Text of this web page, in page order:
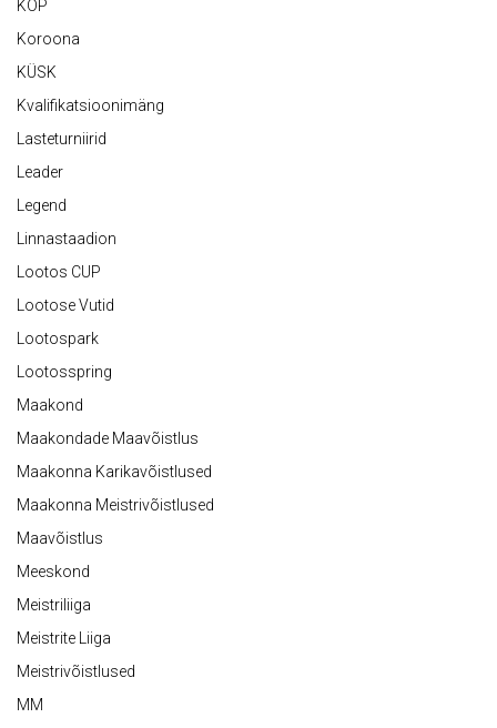
KOP
Koroona
KÜSK
Kvalifikatsioonimäng
Lasteturniirid
Leader
Legend
Linnastaadion
Lootos CUP
Lootose Vutid
Lootospark
Lootosspring
Maakond
Maakondade Maavõistlus
Maakonna Karikavõistlused
Maakonna Meistrivõistlused
Maavõistlus
Meeskond
Meistriliiga
Meistrite Liiga
Meistrivõistlused
MM